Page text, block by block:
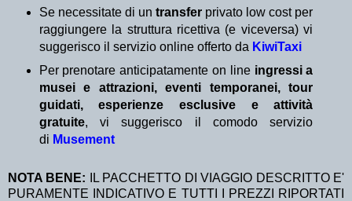
Se necessitate di un transfer privato low cost per
raggiungere la struttura ricettiva (e viceversa) vi
suggerisco il servizio online offerto da KiwiTaxi
Per prenotare anticipatamente on line ingressi a
musei e attrazioni, eventi temporanei, tour
guidati, esperienze esclusive e attività
gratuite, vi suggerisco il comodo servizio
di Musement
NOTA BENE:
IL PACCHETTO DI VIAGGIO DESCRITTO E'
PURAMENTE INDICATIVO E TUTTI I PREZZI RIPORTATI